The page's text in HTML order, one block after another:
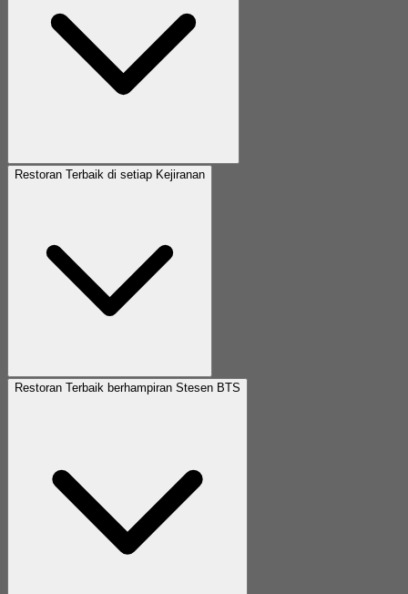
Restoran Terbaik di setiap Kejiranan
Restoran Terbaik berhampiran Stesen BTS